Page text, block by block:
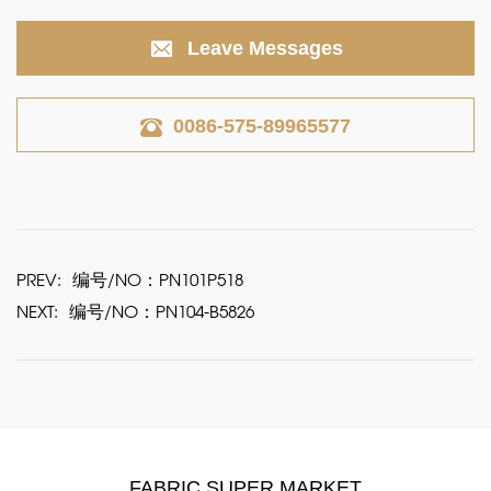
Leave Messages
0086-575-89965577
PREV: 编号/NO：PN101P518
NEXT: 编号/NO：PN104-B5826